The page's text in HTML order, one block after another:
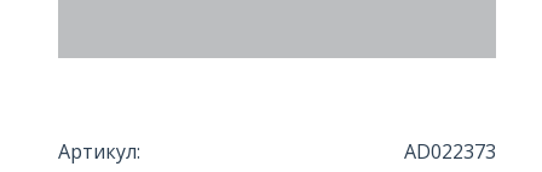
Артикул: AD022373